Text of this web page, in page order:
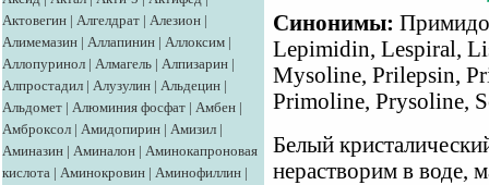
Актовегин | Алгелдрат | Алезион |
Алимемазин | Аллапинин | Аллоксим |
Аллопуринол | Алмагель | Алпизарин |
Алпростадил | Алузулин | Альдецин |
Альдомет | Алюминия фосфат | Амбен |
Амброксол | Амидопирин | Амизил |
Аминазин | Аминалон | Аминокапроновая
кислота | Аминокровин | Аминофиллин |
Синонимы:
Lepimidin, Lespiral,
Mysoline, Prilepsin,
Primoline, Prysoline,
Белый
нерастворим в воде,